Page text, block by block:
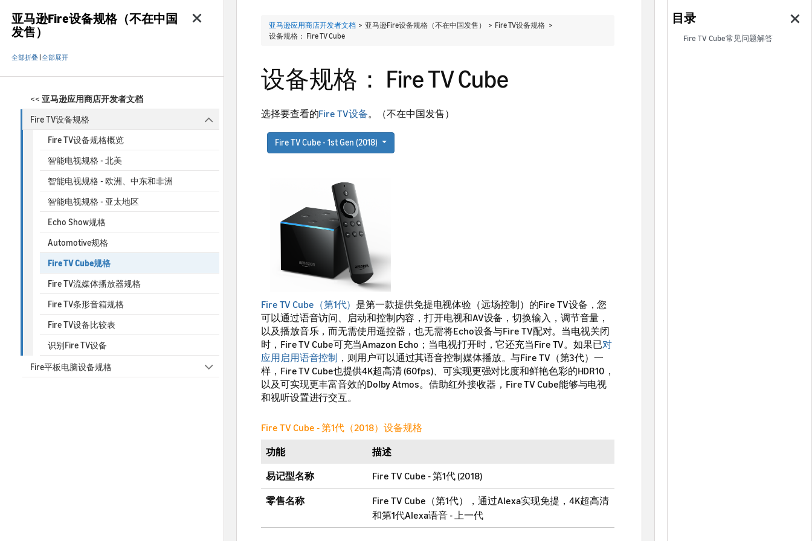
亚马逊Fire设备规格（不在中国
发售）
全部折叠|全部展开
<< 亚马逊应用商店开发者文档
Fire TV设备规格
Fire TV设备规格概览
智能电视规格 - 北美
智能电视规格 - 欧洲、中东和非洲
智能电视规格 - 亚太地区
Echo Show规格
Automotive规格
Fire TV Cube规格
Fire TV流媒体播放器规格
Fire TV条形音箱规格
Fire TV设备比较表
识别Fire TV设备
Fire平板电脑设备规格
亚马逊应用商店开发者文档 > 亚马逊Fire设备规格（不在中国发售） > Fire TV设备规格 >
设备规格： Fire TV Cube
设备规格： Fire TV Cube
选择要查看的Fire TV设备。（不在中国发售）
Fire TV Cube - 1st Gen (2018)
Fire TV Cube（第1代） 是第一款提供免提电视体验（远场控制）的Fire TV设备，您
可以通过语音访问、启动和控制内容，打开电视和AV设备，切换输入，调节音量，
以及播放音乐，而无需使用遥控器，也无需将Echo设备与Fire TV配对。当电视关闭
时，Fire TV Cube可充当Amazon Echo；当电视打开时，它还充当Fire TV。如果已对
应用启用语音控制 ，则用户可以通过其语音控制媒体播放。与Fire TV（第3代）一
样，Fire TV Cube也提供4K超高清 (60fps)、可实现更强对比度和鲜艳色彩的HDR10，
以及可实现更丰富音效的Dolby Atmos。借助红外接收器，Fire TV Cube能够与电视
和视听设置进行交互。
Fire TV Cube - 第1代（2018）设备规格
功能
描述
易记型名称
Fire TV Cube - 第1代 (2018)
零售名称
Fire TV Cube（第1代），通过Alexa实现免提，4K超高清
和第1代Alexa语音 - 上一代
Fire TV Cube常见问题解答